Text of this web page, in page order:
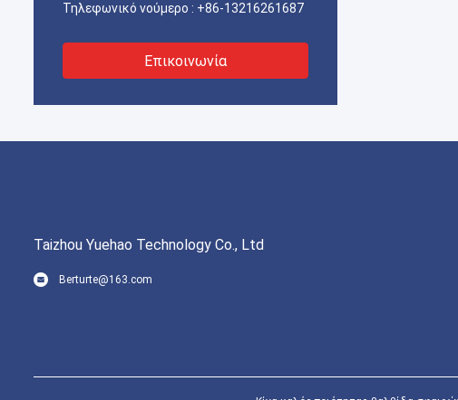
Τηλεφωνικό νούμερο : +86-13216261687
Επικοινωνία
Taizhou Yuehao Technology Co., Ltd
Berturte@163.com